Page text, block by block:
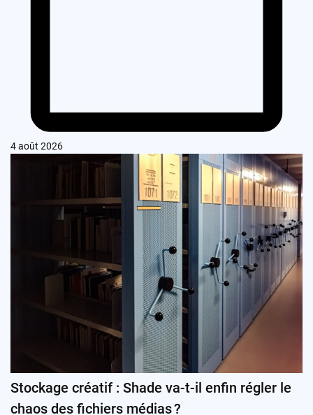
4 août 2026
Stockage créatif : Shade va-t-il enfin régler le
chaos des fichiers médias ?